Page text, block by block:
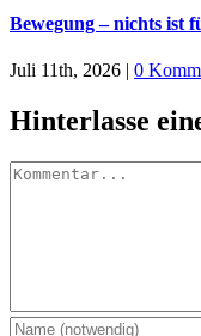
Bewegung – nichts ist
Juli 11th, 2026 | 0
Hinterlasse
Kommentar